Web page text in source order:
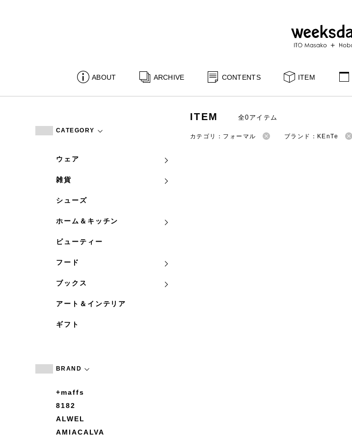
ABOUT ARCHIVE CONTENTS ITEM
CATEGORY
ウェア
雑貨
シューズ
ホーム＆キッチン
ビューティー
フード
ブックス
アート＆インテリア
ギフト
BRAND
+maffs
8182
ALWEL
AMIACALVA
ITEM 全0アイテム
カテゴリ：フォーマル ブランド：KEnTe